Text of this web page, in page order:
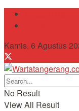
Kamis, 6 Agustus
No Result
View All Result